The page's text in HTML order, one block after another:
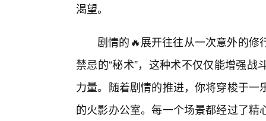
渴望。
剧情的🔥展开往往从一次意外的
禁忌的“秘术”，这种术不仅仅能增强
力量。随着剧情的推进，你将穿梭于
的火影办公室。每一个场景都经过了